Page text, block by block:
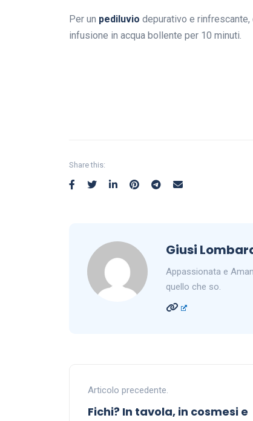
Per un pediluvio depurativo e rinfrescante,
infusione in acqua bollente per 10 minuti.
Share this:
Giusi
Appassionata e
quello che so.
Articolo precedente.
Fichi? In tavola, in cosmesi e